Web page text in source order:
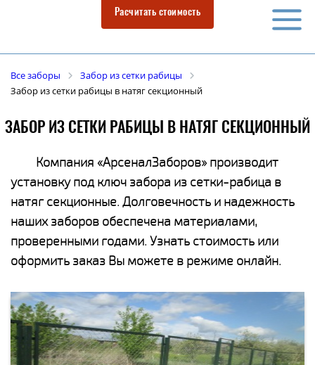
Расчитать стоимость
Все заборы
Забор из сетки рабицы
Забор из сетки рабицы в натяг секционный
ЗАБОР ИЗ СЕТКИ РАБИЦЫ В НАТЯГ СЕКЦИОННЫЙ
Компания «АрсеналЗаборов» производит
установку под ключ забора из сетки-рабица в
натяг секционные. Долговечность и надежность
наших заборов обеспечена материалами,
проверенными годами. Узнать стоимость или
оформить заказ Вы можете в режиме онлайн.